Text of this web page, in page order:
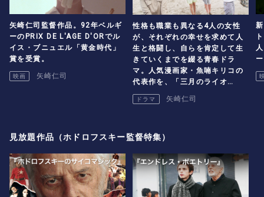
矢崎仁司監督作品。92年ベルギ
ーのPRIX DE L'AGE D'ORでル
イス・ブニュエル「黄金時代」
賞を受賞。
映画 矢崎仁司
性格も職業も異なる4人の女性
が、それぞれの幸せを求めて人
生と格闘し、自らを肯定して生
きていくまでを綴る青春ドラ
マ。人気漫画家・魚喃キリコの
代表作を、「三月のライオ
ン」、「無伴奏」の矢崎仁司監
督が映像化。
ドラマ 矢崎仁司
見放題作品（ホドロフスキー監督特集）